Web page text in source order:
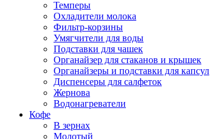
Темперы
Охладители молока
Фильтр-корзины
Умягчители для воды
Подставки для чашек
Органайзер для стаканов и крышек
Органайзеры и подставки для капсул
Диспенсеры для салфеток
Жернова
Водонагреватели
Кофе
В зернах
Молотый